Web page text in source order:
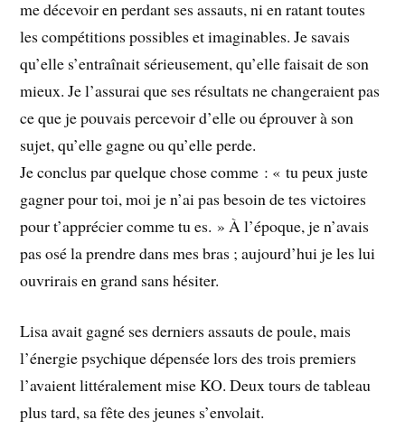
me décevoir en perdant ses assauts, ni en ratant toutes
les compétitions possibles et imaginables. Je savais
qu’elle s’entraînait sérieusement, qu’elle faisait de son
mieux. Je l’assurai que ses résultats ne changeraient pas
ce que je pouvais percevoir d’elle ou éprouver à son
sujet, qu’elle gagne ou qu’elle perde.
Je conclus par quelque chose comme : « tu peux juste
gagner pour toi, moi je n’ai pas besoin de tes victoires
pour t’apprécier comme tu es. » À l’époque, je n’avais
pas osé la prendre dans mes bras ; aujourd’hui je les lui
ouvrirais en grand sans hésiter.
Lisa avait gagné ses derniers assauts de poule, mais
l’énergie psychique dépensée lors des trois premiers
l’avaient littéralement mise KO. Deux tours de tableau
plus tard, sa fête des jeunes s’envolait.